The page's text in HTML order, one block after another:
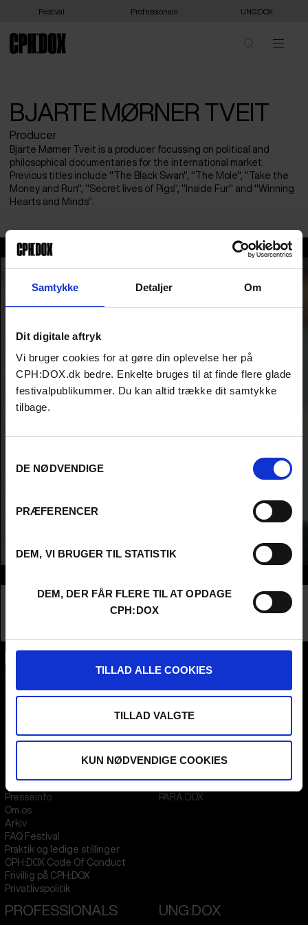
Samtykke Detaljer Om
Dit digitale aftryk
Vi bruger cookies for at gøre din oplevelse her på
CPH:DOX.dk bedre. Enkelte bruges til at finde flere glade
festivalpublikummer. Du kan altid trække dit samtykke
tilbage.
DE NØDVENDIGE
PRÆFERENCER
DEM, VI BRUGER TIL STATISTIK
DEM, DER FÅR FLERE TIL AT OPDAGE
CPH:DOX
TILLAD ALLE COOKIES
TILLAD VALGTE
KUN NØDVENDIGE COOKIES
Festival Professionals UNG:DOX
BJARTE MØRNER TVEIT
Producer
Bjarte Mørner Tveit is a producer focussing on political and
philosophical documentaries for the international market.
Previous titles include "The Black Swan", "The Mole", "Take the
Money and Run", "Secret lives of Pigs", "Inside Fur" and "Winning
Hearts and Minds".
Bjarte Mørner Tveit
Nationalitet
Norway
Von Mørner AS
Flæsketorvet 60, 3s
1711Copenhagen V
CVR31285569
FESTIVAL 2026 DA
Presseinfo
Om os
Arkiv
FAQ Festival
Praktik og ledige stillinger
CPH:DOX Code Of Conduct
Frivillig på CPH:DOX
Privatlivspolitik
STREAMING
PARA:DOX
PROFESSIONALS UNG:DOX